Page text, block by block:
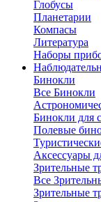
Глобусы
Планетарии
Компасы
Литература
Наборы
Бинокли
Все Бинокли
Бинокли для
Полевые
Аксессуары
Зрительные
Все
Зрительные